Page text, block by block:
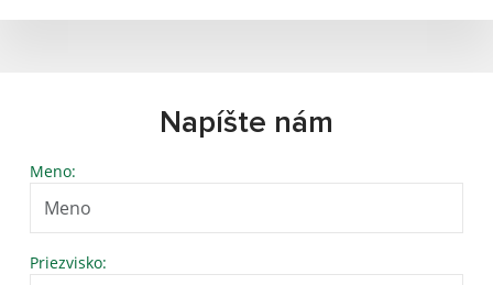
Napíšte nám
Meno:
Priezvisko: